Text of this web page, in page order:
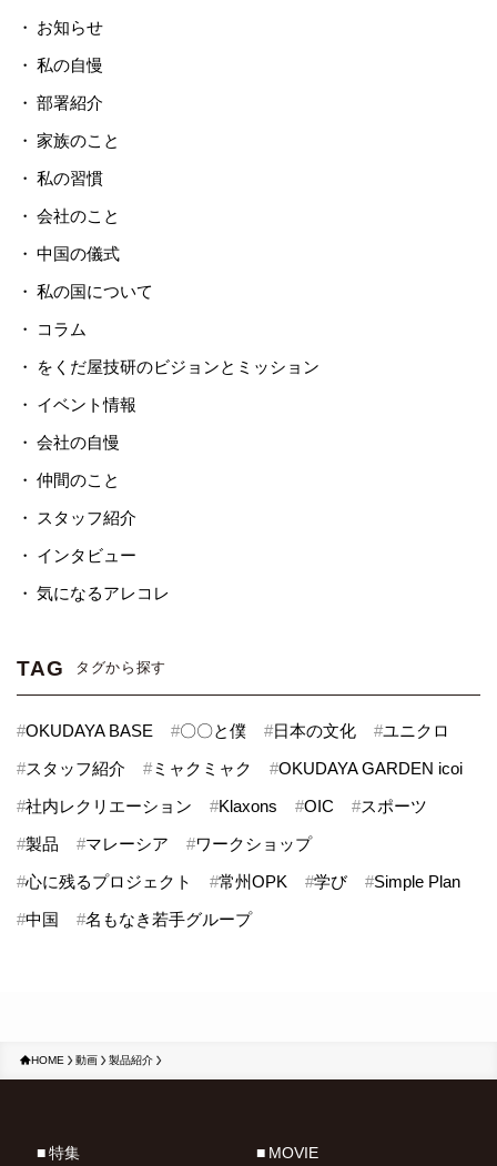
お知らせ
私の自慢
部署紹介
家族のこと
私の習慣
会社のこと
中国の儀式
私の国について
コラム
をくだ屋技研のビジョンとミッション
イベント情報
会社の自慢
仲間のこと
スタッフ紹介
インタビュー
気になるアレコレ
TAG タグから探す
#OKUDAYA BASE #〇〇と僕 #日本の文化 #ユニクロ
#スタッフ紹介 #ミャクミャク #OKUDAYA GARDEN icoi
#社内レクリエーション #Klaxons #OIC #スポーツ
#製品 #マレーシア #ワークショップ
#心に残るプロジェクト #常州OPK #学び #Simple Plan
#中国 #名もなき若手グループ
HOME 動画 製品紹介
特集 MOVIE